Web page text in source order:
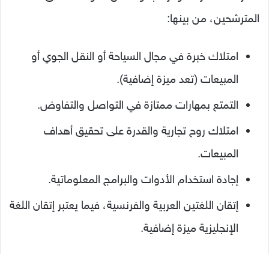
المترشحين، من بينها:
امتلاك خبرة في مجال السياحة أو النقل الجوي أو
المبيعات (تعد ميزة إضافية).
التمتع بمهارات ممتازة في التواصل والتفاوض.
امتلاك روح تجارية والقدرة على تحقيق أهداف
المبيعات.
إجادة استخدام الأدوات والبرامج المعلوماتية.
إتقان اللغتين العربية والفرنسية، فيما يعتبر إتقان اللغة
الإنجليزية ميزة إضافية.